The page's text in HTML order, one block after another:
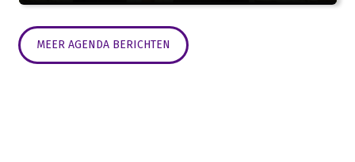
MEER AGENDA BERICHTEN